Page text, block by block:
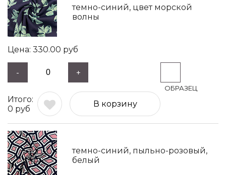
темно-синий, цвет морской
волны
330.00 руб
- +
0 руб
В корзину
темно-синий, пыльно-розовый,
белый